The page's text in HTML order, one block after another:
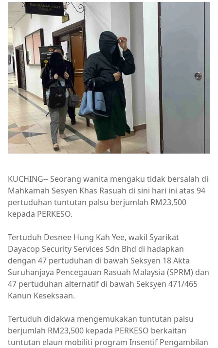
KUCHING-- Seorang wanita mengaku tidak bersalah di
Mahkamah Sesyen Khas Rasuah di sini hari ini atas 94
pertuduhan tuntutan palsu berjumlah RM23,500
kepada PERKESO.
Tertuduh Desnee Hung Kah Yee, wakil Syarikat
Dayacop Security Services Sdn Bhd di hadapkan
dengan 47 pertuduhan di bawah Seksyen 18 Akta
Suruhanjaya Pencegauan Rasuah Malaysia (SPRM) dan
47 pertuduhan alternatif di bawah Seksyen 471/465
Kanun Keseksaan.
Tertuduh didakwa mengemukakan tuntutan palsu
berjumlah RM23,500 kepada PERKESO berkaitan
tuntutan elaun mobiliti program Insentif Pengambilan